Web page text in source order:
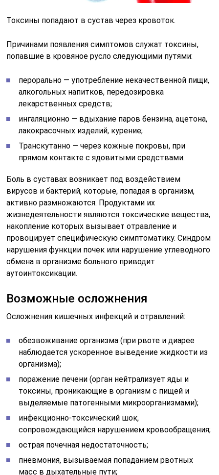
Токсины попадают в сустав через кровоток.
Причинами появления симптомов служат токсины,
попавшие в кровяное русло следующими путями:
перорально — употребление некачественной пищи,
алкогольных напитков, передозировка
лекарственных средств;
ингаляционно — вдыхание паров бензина, ацетона,
лакокрасочных изделий, курение;
Транскутанно — через кожные покровы, при
прямом контакте с ядовитыми средствами.
Боль в суставах возникает под воздействием
вирусов и бактерий, которые, попадая в организм,
активно размножаются. Продуктами их
жизнедеятельности являются токсические вещества,
накопление которых вызывает отравление и
провоцирует специфическую симптоматику. Синдром
нарушения функции почек или нарушение углеводного
обмена в организме больного приводит
аутоинтоксикации.
Возможные осложнения
Осложнения кишечных инфекций и отравлений:
обезвоживание организма (при рвоте и диарее
наблюдается ускоренное выведение жидкости из
организма);
поражение печени (орган нейтрализует яды и
токсины, проникающие в организм с пищей и
выделяемые патогенными микроорганизмами);
инфекционно-токсический шок,
сопровождающийся нарушением кровообращения;
острая почечная недостаточность;
пневмония, вызываемая попаданием рвотных
масс в дыхательные пути;